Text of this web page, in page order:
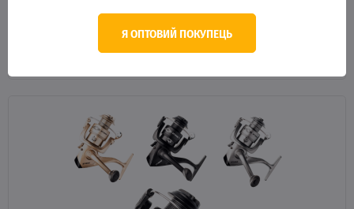
В КОШИК
Я ОПТОВИЙ ПОКУПЕЦЬ